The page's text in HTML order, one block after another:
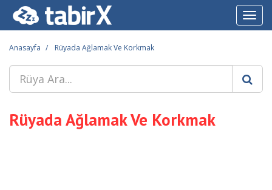
Anasayfa Rüyada Ağlamak Ve Korkmak
Rüyada Ağlamak Ve Korkmak